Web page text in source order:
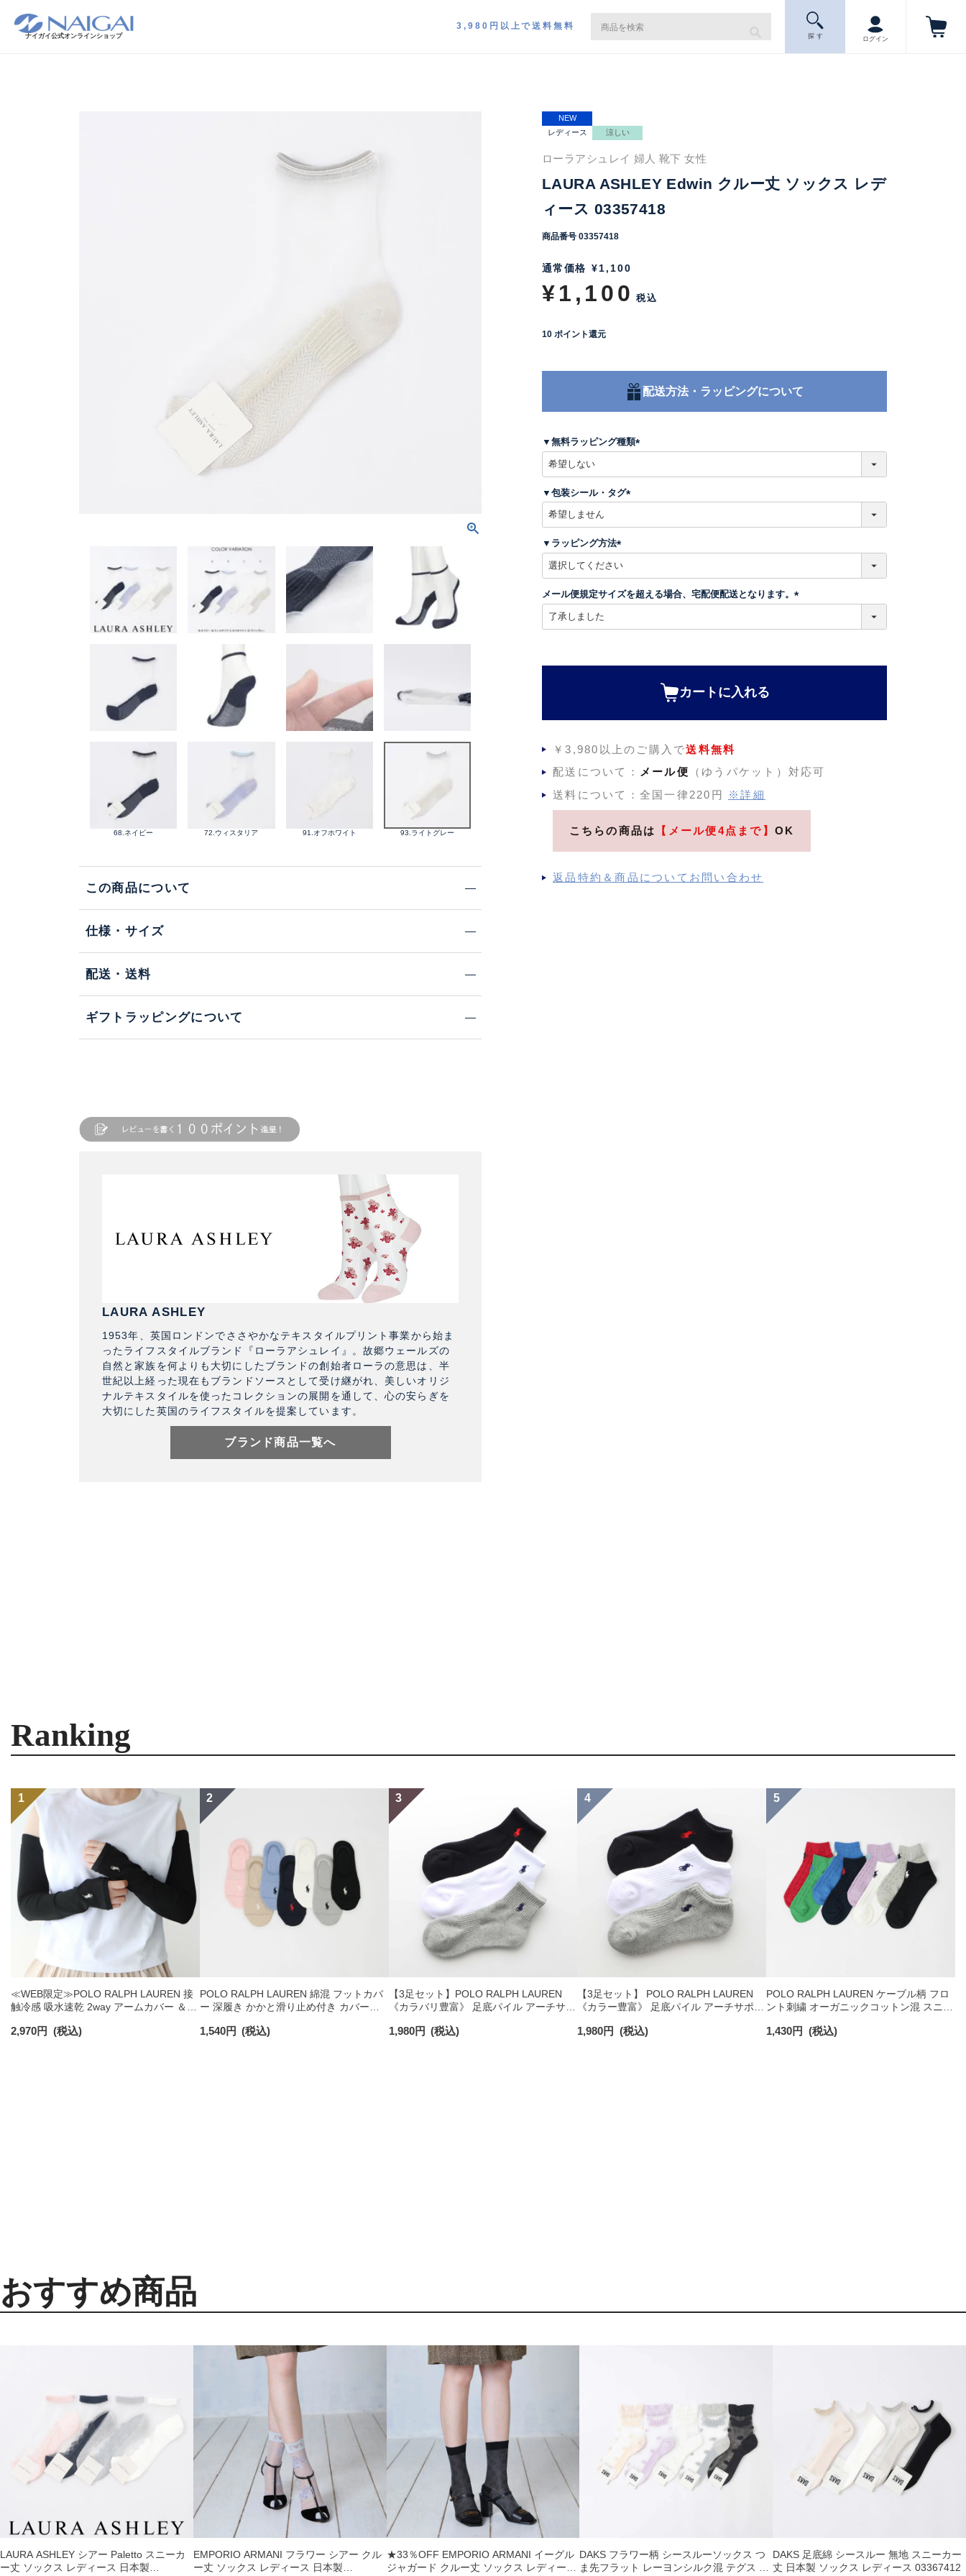
ナイガイ公式オンラインショップ
3,980円以上で送料無料
探 す ログイン
68.ネイビー 72.ウィスタリア 91.オフホワイト 93.ライトグレー
この商品について
仕様・サイズ
配送・送料
ギフトラッピングについて
LAURA ASHLEY
1953年、英国ロンドンでささやかなテキスタイルプリント事業から始ま
ったライフスタイルブランド『ローラアシュレイ』。故郷ウェールズの
自然と家族を何よりも大切にしたブランドの創始者ローラの意思は、半
世紀以上経った現在もブランドソースとして受け継がれ、美しいオリジ
ナルテキスタイルを使ったコレクションの展開を通して、心の安らぎを
大切にした英国のライフスタイルを提案しています。
ブランド商品一覧へ
NEW
レディース
涼しい
ローラアシュレイ 婦人 靴下 女性
LAURA ASHLEY Edwin クルー丈 ソックス レデ
ィース 03357418
商品番号 03357418
通常価格 ¥1,100
¥1,100 税込
10 ポイント還元
配送方法・ラッピングについて
▼無料ラッピング種類
)
▼包装シール・タグ
)
▼ラッピング方法
須
)
メール便規定サイズを超える場合、宅配便配送となります。
カートに入れる
￥3,980以上のご購入で送料無料
配送について： メール便
（ゆうパケット）対応可
送料について：全国一律220円
※詳細
こちらの商品は 【メール便4点まで】 OK
返品特約＆商品についてお問い合わせ
Ranking
≪WEB限定≫POLO RALPH LAUREN 接
触冷感 吸水速乾 2way アームカバー ＆
2,970円 (税込)
POLO RALPH LAUREN 綿混 フットカバ
ー 深履き かかと滑り止め付き カバーソ
1,540円 (税込)
【3足セット】POLO RALPH LAUREN
《カラバリ豊富》 足底パイル アーチサポ
クス レディース 93246604
1,980円 (税込)
【3足セット】 POLO RALPH LAUREN
《カラー豊富》 足底パイル アーチサポー
クス レディース 93246602
1,980円 (税込)
POLO RALPH LAUREN ケーブル柄 フロ
ント刺繍 オーガニックコットン混 スニー
1,430円 (税込)
おすすめ商品
LAURA ASHLEY シアー Paletto スニーカ
ー丈 ソックス レディース 日本製
EMPORIO ARMANI フラワー シアー クル
ー丈 ソックス レディース 日本製
★33％OFF EMPORIO ARMANI イーグル
ジャガード クルー丈 ソックス レディース
DAKS フラワー柄 シースルーソックス つ
ま先フラット レーヨンシルク混 テグス ク
DAKS 足底綿 シースルー 無地 スニーカー
丈 日本製 ソックス レディース 03367412